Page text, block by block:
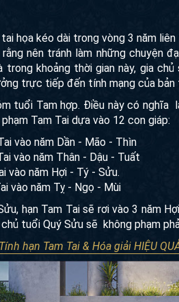
họa kéo dài trong vòng 3 năm
nên tránh làm những chuyện
trong khoảng thời gian này, gia
trực tiếp đến tính mạng của bản
tuổi Tam hợp. Điều này có nghĩa
Tam Tai dựa vào 12 con giáp:
vào năm Dần - Mão - Thìn
vào năm Thân - Dậu - Tuất
vào năm Hợi - Tý - Sửu.
vào năm Tỵ - Ngọ - Mùi
hạn Tam Tai sẽ rơi vào 3 năm
tuổi Quý Sửu sẽ không phạm
hạn Tam Tai & Hóa giải HIỆU